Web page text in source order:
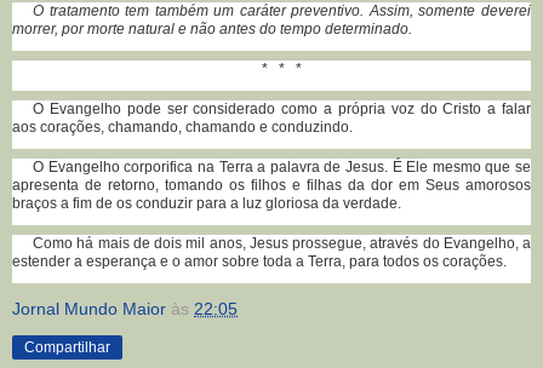
O tratamento tem também um caráter preventivo. Assim, somente deverei
morrer, por morte natural e não antes do tempo determinado.
* * *
O Evangelho pode ser considerado como a própria voz do Cristo a falar
aos corações, chamando, chamando e conduzindo.
O Evangelho corporifica na Terra a palavra de Jesus. É Ele mesmo que se
apresenta de retorno, tomando os filhos e filhas da dor em Seus amorosos
braços a fim de os conduzir para a luz gloriosa da verdade.
Como há mais de dois mil anos, Jesus prossegue, através do Evangelho, a
estender a esperança e o amor sobre toda a Terra, para todos os corações.
Jornal Mundo Maior às 22:05
Compartilhar